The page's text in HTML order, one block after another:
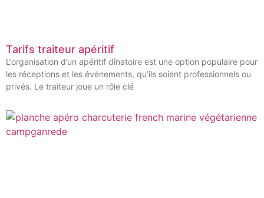
Tarifs traiteur apéritif
L’organisation d’un apéritif dînatoire est une option populaire pour
les réceptions et les événements, qu’ils soient professionnels ou
privés. Le traiteur joue un rôle clé